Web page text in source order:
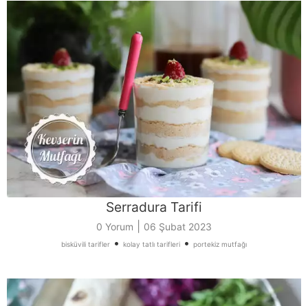
Serradura Tarifi
0 Yorum 06 Şubat 2023
bisküvili tarifler • kolay tatlı tarifleri • portekiz mutfağı